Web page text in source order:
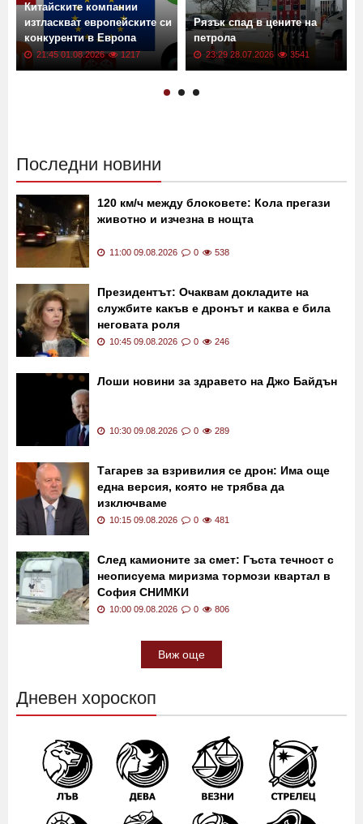
Китайските компании
изтласкват европейските си
конкуренти в Европа
21:45 01.08.2026 1217
Рязък спад в цените на
петрола
23:29 28.07.2026 3541
Последни новини
120 км/ч между блоковете: Кола прегази
животно и изчезна в нощта
11:00 09.08.2026 0 538
Президентът: Очаквам докладите на
службите какъв е дронът и каква е била
неговата роля
10:45 09.08.2026 0 246
Лоши новини за здравето на Джо Байдън
10:30 09.08.2026 0 289
Тагарев за взривилия се дрон: Има още
една версия, която не трябва да
изключваме
10:15 09.08.2026 0 481
След камионите за смет: Гъста течност с
неописуема миризма тормози квартал в
София СНИМКИ
10:00 09.08.2026 0 806
Виж още
Дневен хороскоп